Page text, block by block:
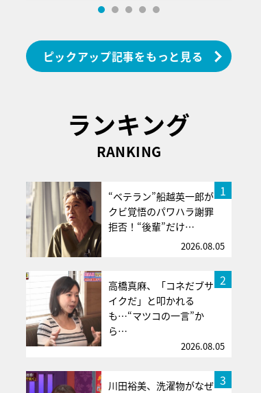
ピックアップ記事をもっと見る
ランキング
RANKING
1
“ベテラン”船越英一郎が
クビ覚悟のパワハラ謝罪
拒否！“後輩”だけ…
2026.08.05
2
高橋真麻、「コネだブサ
イクだ」と叩かれる
も…“マツコの一言”か
ら…
2026.08.05
3
川田裕美、洗濯物がなぜ